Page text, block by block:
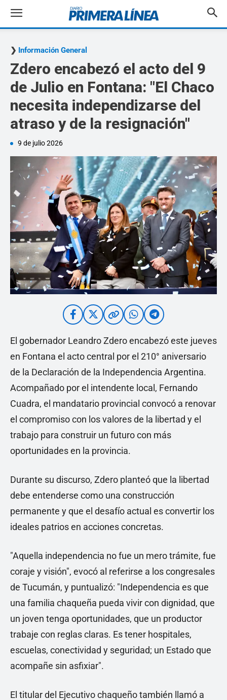
Información General
Zdero encabezó el acto del 9
de Julio en Fontana: "El Chaco
necesita independizarse del
atraso y de la resignación"
9 de julio 2026
El gobernador Leandro Zdero encabezó este jueves
en Fontana el acto central por el 210° aniversario
de la Declaración de la Independencia Argentina.
Acompañado por el intendente local, Fernando
Cuadra, el mandatario provincial convocó a renovar
el compromiso con los valores de la libertad y el
trabajo para construir un futuro con más
oportunidades en la provincia.
Durante su discurso, Zdero planteó que la libertad
debe entenderse como una construcción
permanente y que el desafío actual es convertir los
ideales patrios en acciones concretas.
"Aquella independencia no fue un mero trámite, fue
coraje y visión", evocó al referirse a los congresales
de Tucumán, y puntualizó: "Independencia es que
una familia chaqueña pueda vivir con dignidad, que
un joven tenga oportunidades, que un productor
trabaje con reglas claras. Es tener hospitales,
escuelas, conectividad y seguridad; un Estado que
acompañe sin asfixiar".
El titular del Ejecutivo chaqueño también llamó a